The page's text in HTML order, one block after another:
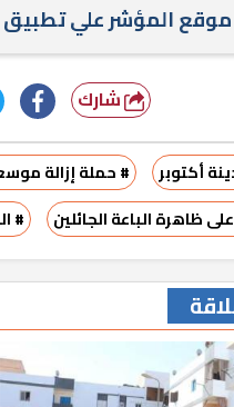
موقع المؤشر علي
شارك
أكتوبر
# حملة إزالة
ظاهرة الباعة الجائلين
#
كان اختيار خريج
رمضان وزيرًا